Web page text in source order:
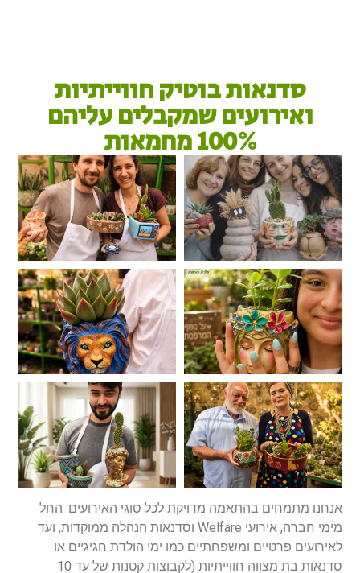
סדנאות בוטיק חווייתיות
ואירועים שמקבלים עליהם
100% מחמאות
אנחנו מתמחים בהתאמה מדויקת לכל סוגי האירועים: החל
מימי חברה, אירועי Welfare וסדנאות הנהלה ממוקדות, ועד
לאירועים פרטיים ומשפחתיים כמו ימי הולדת חגיגיים או
סדנאות בת מצווה חווייתיות (לקבוצות קטנות של עד 10